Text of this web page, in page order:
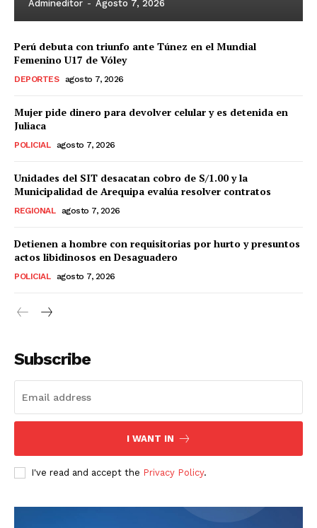
Diario los Andes
Contacto
Prensa
Admineditor - Agosto 7, 2026
Perú debuta con triunfo ante Túnez en el Mundial
Femenino U17 de Vóley
DEPORTES agosto 7, 2026
Mujer pide dinero para devolver celular y es detenida en
Juliaca
POLICIAL agosto 7, 2026
Unidades del SIT desacatan cobro de S/1.00 y la
Municipalidad de Arequipa evalúa resolver contratos
REGIONAL agosto 7, 2026
Detienen a hombre con requisitorias por hurto y presuntos
actos libidinosos en Desaguadero
POLICIAL agosto 7, 2026
Subscribe
I WANT IN
I've read and accept the Privacy Policy.